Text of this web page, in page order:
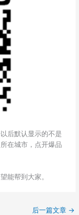
后默认显示的不是
在城市，点开爆品
能帮到大家。
后一篇文章 →